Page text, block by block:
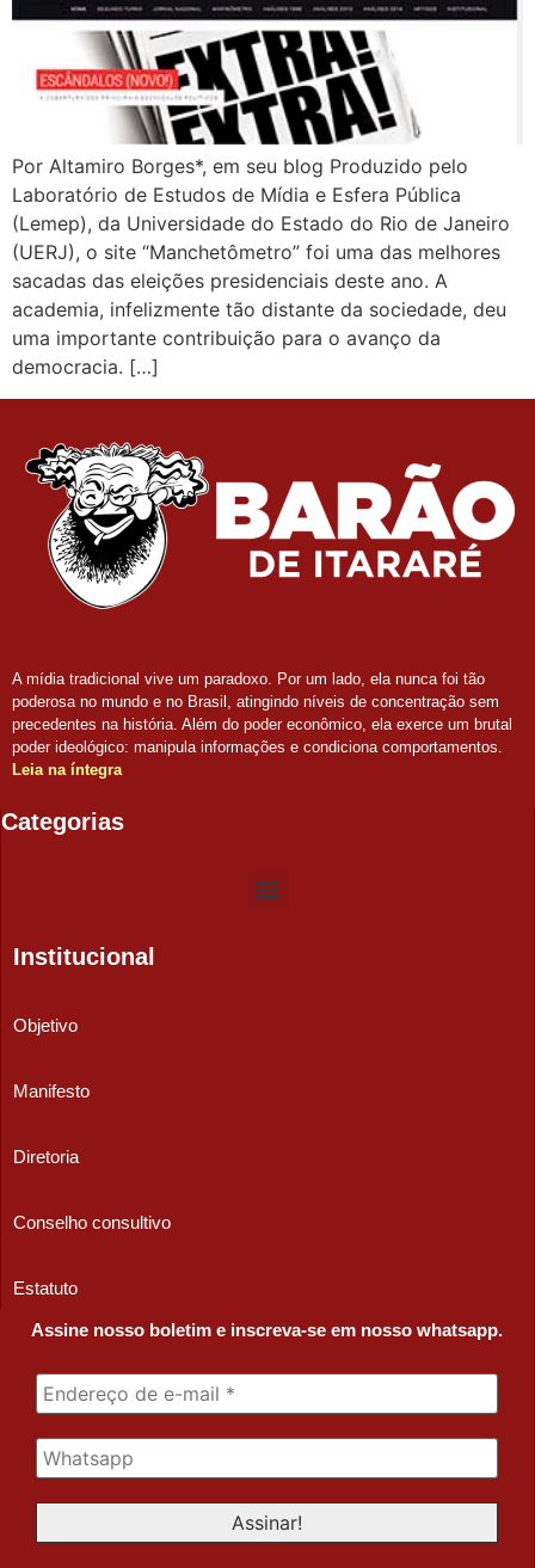
Por Altamiro Borges*, em seu blog Produzido pelo
Laboratório de Estudos de Mídia e Esfera Pública
(Lemep), da Universidade do Estado do Rio de Janeiro
(UERJ), o site “Manchetômetro” foi uma das melhores
sacadas das eleições presidenciais deste ano. A
academia, infelizmente tão distante da sociedade, deu
uma importante contribuição para o avanço da
democracia. […]
A mídia tradicional vive um paradoxo. Por um lado, ela nunca foi tão
poderosa no mundo e no Brasil, atingindo níveis de concentração sem
precedentes na história. Além do poder econômico, ela exerce um brutal
poder ideológico: manipula informações e condiciona comportamentos.
Leia na íntegra
Categorias
Institucional
Objetivo
Manifesto
Diretoria
Conselho consultivo
Estatuto
Assine nosso boletim e inscreva-se em nosso whatsapp.